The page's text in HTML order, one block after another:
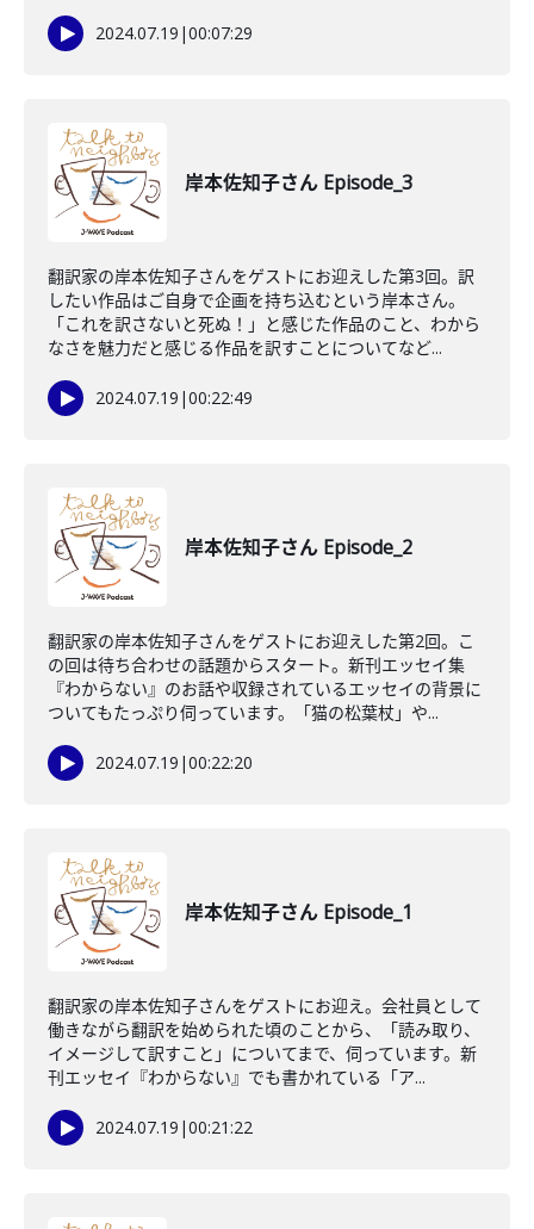
2024.07.19 |00:07:29
岸本佐知子さん Episode_3
翻訳家の岸本佐知子さんをゲストにお迎えした第3回。訳
したい作品はご自身で企画を持ち込むという岸本さん。
「これを訳さないと死ぬ！」と感じた作品のこと、わから
なさを魅力だと感じる作品を訳すことについてなど...
2024.07.19 |00:22:49
岸本佐知子さん Episode_2
翻訳家の岸本佐知子さんをゲストにお迎えした第2回。こ
の回は待ち合わせの話題からスタート。新刊エッセイ集
『わからない』のお話や収録されているエッセイの背景に
ついてもたっぷり伺っています。「猫の松葉杖」や...
2024.07.19 |00:22:20
岸本佐知子さん Episode_1
翻訳家の岸本佐知子さんをゲストにお迎え。会社員として
働きながら翻訳を始められた頃のことから、「読み取り、
イメージして訳すこと」についてまで、伺っています。新
刊エッセイ『わからない』でも書かれている「ア...
2024.07.19 |00:21:22